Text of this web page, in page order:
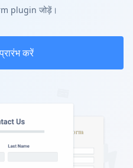
plugin जोड़ें।
करें